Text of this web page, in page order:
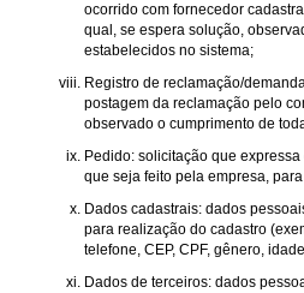
ocorrido com fornecedor
qual, se espera solução,
estabelecidos no sistema;
Registro de reclamação/
postagem da reclamação pelo
observado o cumprimento de
Pedido: solicitação que
que seja feito pela empresa,
Dados cadastrais: dados
para realização do cadastro
telefone, CEP, CPF, gênero,
Dados de terceiros: dados